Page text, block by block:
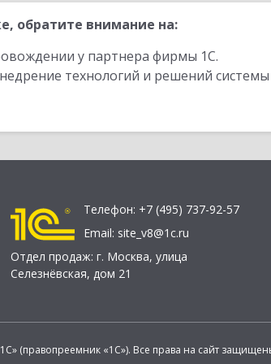
обратите внимание на:
у партнера фирмы 1С.
технологий и решений
Телефон: +7 (495) 737-92-57
Email: site_v8@1c.ru
Отдел продаж: г. Москва, улица
Селезнёвская, дом 21
(правопреемник «1С»). Все права на сайт